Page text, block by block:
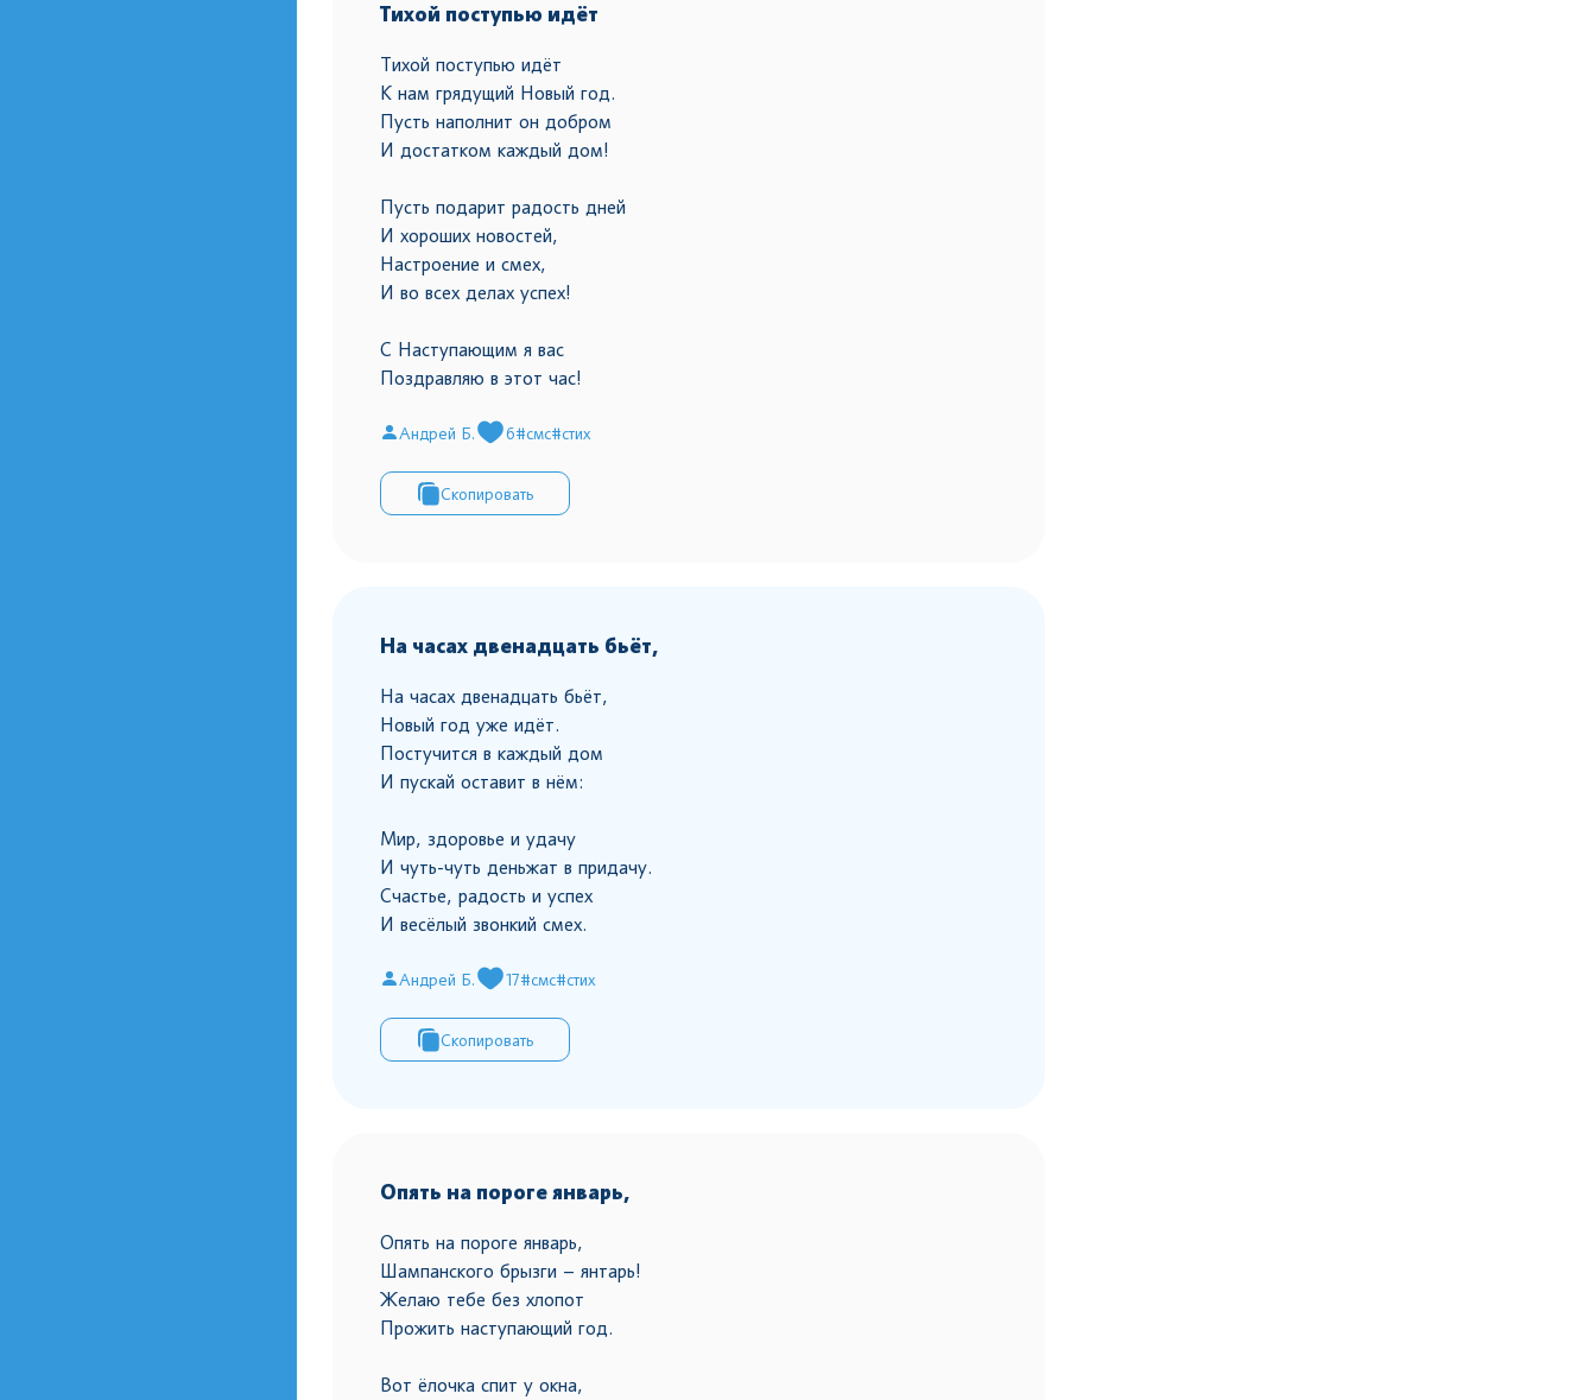
Тихой поступью идёт
Тихой поступью идёт
К нам грядущий Новый год.
Пусть наполнит он добром
И достатком каждый дом!
Пусть подарит радость дней
И хороших новостей,
Настроение и смех,
И во всех делах успех!
С Наступающим я вас
Поздравляю в этот час!
Андрей Б. 6#смс#стих
Скопировать
На часах двенадцать бьёт,
На часах двенадцать бьёт,
Новый год уже идёт.
Постучится в каждый дом
И пускай оставит в нём:
Мир, здоровье и удачу
И чуть-чуть деньжат в придачу.
Счастье, радость и успех
И весёлый звонкий смех.
Андрей Б. 17#смс#стих
Скопировать
Опять на пороге январь,
Опять на пороге январь,
Шампанского брызги – янтарь!
Желаю тебе без хлопот
Прожить наступающий год.
Вот ёлочка спит у окна,